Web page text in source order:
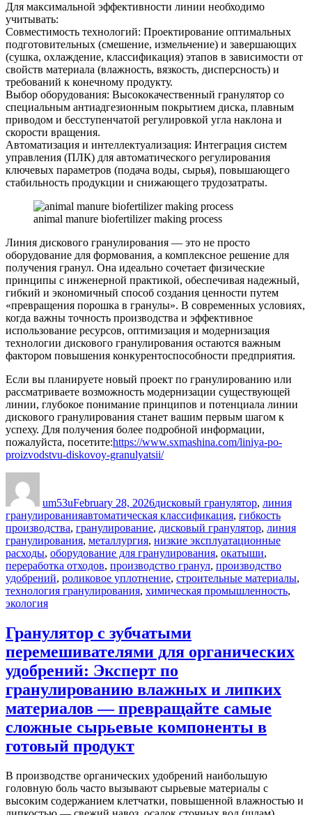
Для максимальной эффективности линии необходимо
учитывать:
Совместимость технологий: Проектирование оптимальных
подготовительных (смешение, измельчение) и завершающих
(сушка, охлаждение, классификация) этапов в зависимости от
свойств материала (влажность, вязкость, дисперсность) и
требований к конечному продукту.
Выбор оборудования: Высококачественный гранулятор со
специальным антиадгезионным покрытием диска, плавным
приводом и бесступенчатой регулировкой угла наклона и
скорости вращения.
Автоматизация и интеллектуализация: Интеграция систем
управления (ПЛК) для автоматического регулирования
ключевых параметров (подача воды, сырья), повышающего
стабильность продукции и снижающего трудозатраты.
animal manure biofertilizer making process
Линия дискового гранулирования — это не просто
оборудование для формования, а комплексное решение для
получения гранул. Она идеально сочетает физические
принципы с инженерной практикой, обеспечивая надежный,
гибкий и экономичный способ создания ценности путем
«превращения порошка в гранулы». В современных условиях,
когда важны точность производства и эффективное
использование ресурсов, оптимизация и модернизация
технологии дискового гранулирования остаются важным
фактором повышения конкурентоспособности предприятия.
Если вы планируете новый проект по гранулированию или
рассматриваете возможность модернизации существующей
линии, глубокое понимание принципов и потенциала линии
дискового гранулирования станет вашим первым шагом к
успеху. Для получения более подробной информации,
пожалуйста, посетите:https://www.sxmashina.com/liniya-po-
proizvodstvu-diskovoy-granulyatsii/
um53uFebruary 28, 2026дисковый гранулятор, линия
гранулированияTags
автоматическая классификация, гибкость
производства, гранулирование, дисковый гранулятор, линия
гранулирования, металлургия, низкие эксплуатационные
расходы, оборудование для гранулирования, окатыши,
переработка отходов, производство гранул, производство
удобрений, роликовое уплотнение, строительные материалы,
технология гранулирования, химическая промышленность,
экология
Гранулятор с зубчатыми
перемешивателями для органических
удобрений: Эксперт по
гранулированию влажных и липких
материалов — превращайте самые
сложные сырьевые компоненты в
готовый продукт
В производстве органических удобрений наибольшую
головную боль часто вызывают сырьевые материалы с
высоким содержанием клетчатки, повышенной влажностью и